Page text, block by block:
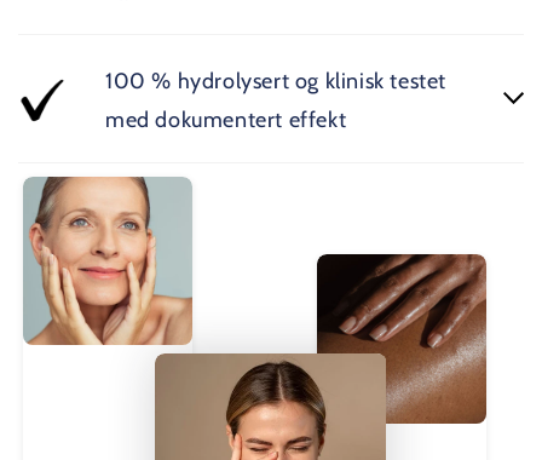
100 % hydrolysert og klinisk testet
med dokumentert effekt